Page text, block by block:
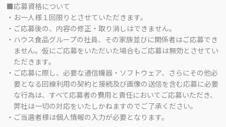
■応募資格について
・お一人様１回限りとさせていただきます。
・ご応募後の、内容の修正・取り消しはできません。
・ハウス食品グループの社員、その家族並びに関係者はご応募でき
ません。仮にご応募をいただいた場合もご応募は無効とさせてい
ただきます。
・ご応募に際し、必要な通信機器・ソフトウェア、さらにその他必
要となる回線利用の契約と接続及び画像の送信を含む応募に必要
な行為は、すべて応募者の費用と責任においてご応募いただき、
弊社は一切の対応をいたしかねますのでご了承ください。
・ご当選者様は個人情報の入力が必要となります。